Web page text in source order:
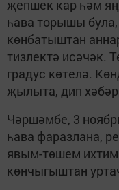
җепшек кар һәм
һава торышы
көнбатыштан
тизлектә исәчәк.
градус көтелә.
җылыта, дип хәбәр
Чәршәмбе, 3
һава фаразлана,
явым-төшем
көнчыгыштан